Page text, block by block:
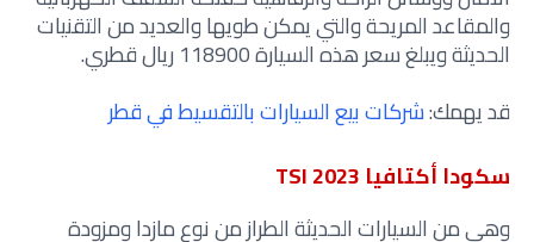
والمقاعد المريحة والتي يمكن طويها والعديد من التقنيات
الحديثة ويبلغ سعر هذه السيارة 118900 ريال قطري.
قد يهمك:شركات بيع السيارات بالتقسيط في قطر
سكودا أكتافيا TSI 2023
وهي من السيارات الحديثة الطراز من نوع مازدا ومزودة